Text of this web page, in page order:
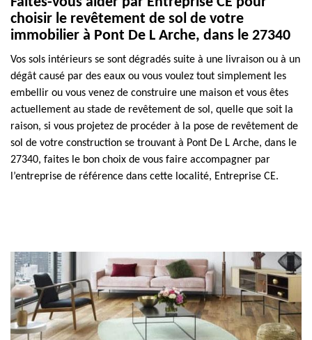
choisir le revêtement de sol de votre
immobilier à Pont De L Arche, dans le 27340
Vos sols intérieurs se sont dégradés suite à une livraison ou à un
dégât causé par des eaux ou vous voulez tout simplement les
embellir ou vous venez de construire une maison et vous êtes
actuellement au stade de revêtement de sol, quelle que soit la
raison, si vous projetez de procéder à la pose de revêtement de
sol de votre construction se trouvant à Pont De L Arche, dans le
27340, faites le bon choix de vous faire accompagner par
l’entreprise de référence dans cette localité, Entreprise CE.